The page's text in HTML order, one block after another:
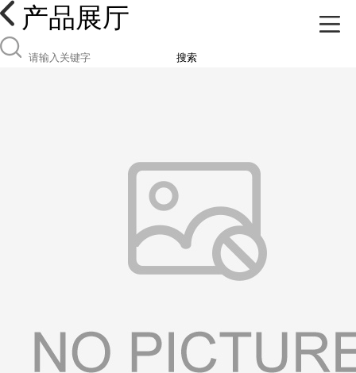
产品展厅
搜索